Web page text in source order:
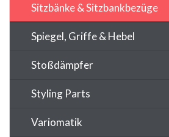
Sitzbänke & Sitzbankbezüge
Spiegel, Griffe & Hebel
Stoßdämpfer
Styling Parts
Variomatik